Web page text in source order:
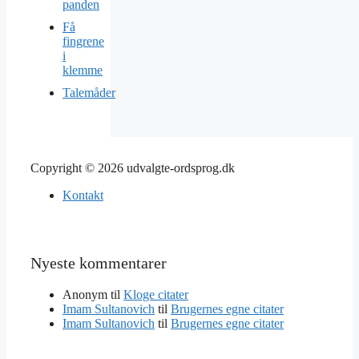
panden
Få
fingrene
i
klemme
Talemåder
Copyright © 2026 udvalgte-ordsprog.dk
Kontakt
Nyeste kommentarer
Anonym til Kloge citater
Imam Sultanovich til Brugernes egne citater
Imam Sultanovich til Brugernes egne citater